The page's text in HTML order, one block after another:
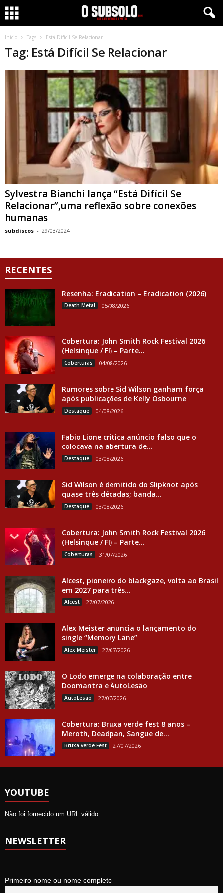
Início Tags Está Difícil Se Relacionar
Tag: Está Difícil Se Relacionar
Sylvestra Bianchi lança “Está Difícil Se
Relacionar”,uma reflexão sobre conexões
humanas
subdiscos - 29/03/2024
RECENTES
Resenha: Eradication – Eradication (2026)
Death Metal 05/08/2026
Cobertura: John Smith Rock Festival 2026
(Helsinque / FI) – Parte...
Coberturas 04/08/2026
Rumores sobre Sid Wilson ganham força
após publicações de Kelly Osbourne
Destaque 04/08/2026
Fabio Lione critica anúncio falso que o
colocava na abertura de...
Destaque 03/08/2026
Sid Wilson é demitido do Slipknot após
quase três décadas; banda...
Destaque 03/08/2026
Cobertura: John Smith Rock Festival 2026
(Helsinque / FI) – Parte...
Coberturas 31/07/2026
Alcest, pioneiro do blackgaze, volta ao Brasil
em 2027 para três...
Alcest 27/07/2026
Alex Meister anuncia o lançamento do
single “Memory Lane”
Alex Meister 27/07/2026
O Lodo emerge na colaboração entre
Doomantra e ÄutoLesäo
ÄutoLesäo 27/07/2026
Cobertura: Bruxa verde fest 8 anos –
Meroth, Deadpan, Sangue de...
Bruxa verde Fest 27/07/2026
YOUTUBE
Não foi fornecido um URL válido.
NEWSLETTER
Primeiro nome ou nome completo